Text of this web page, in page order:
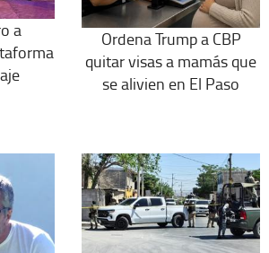
a
Ordena Trump a CBP
quitar visas a mamás que
se alivien en El Paso